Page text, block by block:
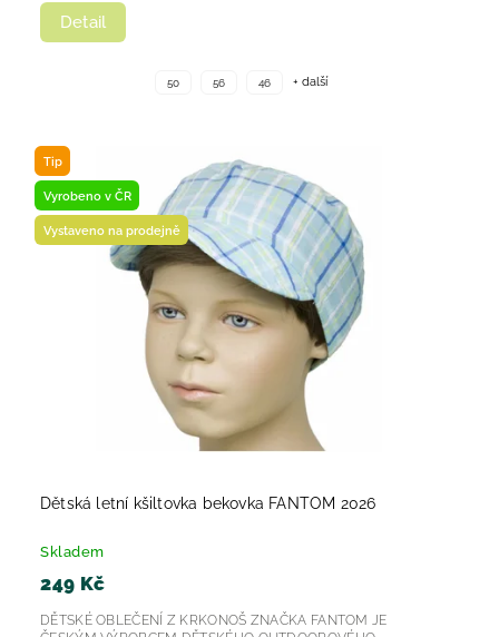
Detail
50 56 46 + další
Tip
Vyrobeno v ČR
Vystaveno na prodejně
Dětská letní kšiltovka bekovka FANTOM 2026
Skladem
249 Kč
DĚTSKÉ OBLEČENÍ Z KRKONOŠ ZNAČKA FANTOM JE